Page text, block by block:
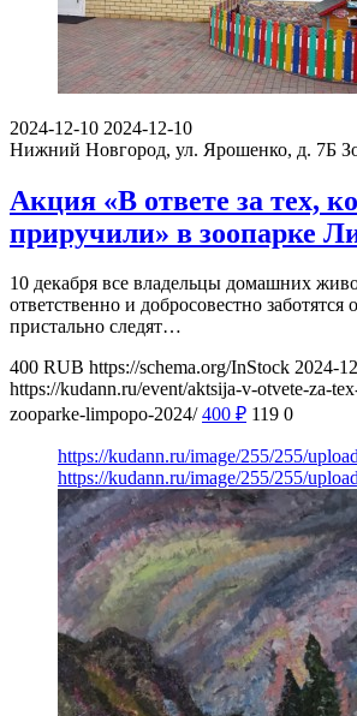
2024-12-10 2024-12-10
Нижний Новгород, ул. Ярошенко, д. 7Б
Акция «В ответе за тех,
приручили» в зоопарке
10 декабря все владельцы домашних
ответственно и добросовестно
пристально следят…
400 RUB https://schema.org/InStock 2024-
https://kudann.ru/event/aktsija-v-otvete-za-
zooparke-limpopo-2024/ 400 ₽ 119 0
https://kudann.ru/image/255/255/
https://kudann.ru/image/255/255/